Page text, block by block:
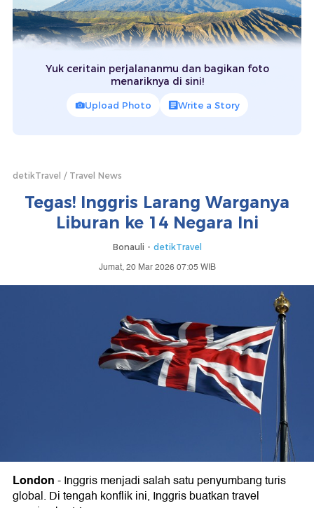
Yuk ceritain perjalananmu dan bagikan foto
menariknya di sini!
Upload Photo Write a Story
detikTravel Travel News
Tegas! Inggris Larang Warganya
Liburan ke 14 Negara Ini
Bonauli - detikTravel
Jumat, 20 Mar 2026 07:05 WIB
London-Inggris menjadi salah satu penyumbang turis
global. Di tengah konflik ini, Inggris buatkan travel